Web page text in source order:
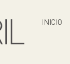
INICIO